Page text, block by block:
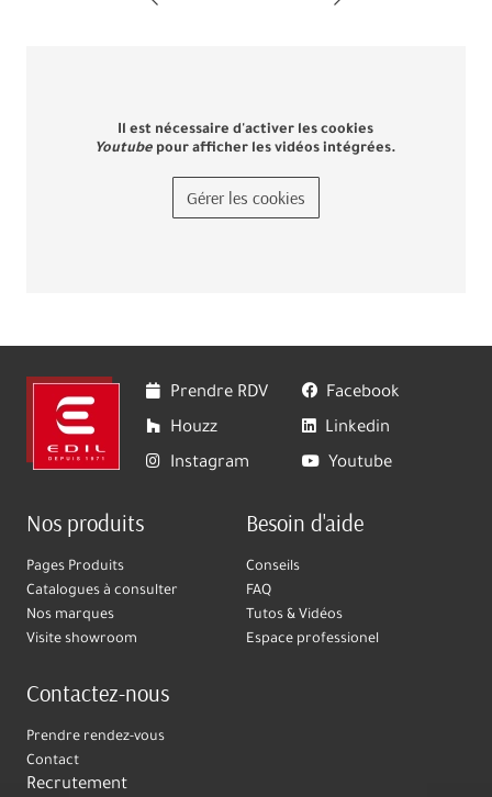
Il est nécessaire d'activer les cookies
Youtube pour afficher les vidéos intégrées.
Gérer les cookies
Prendre RDV
Facebook
Houzz
Linkedin
Instagram
Youtube
Nos produits
Pages Produits
Catalogues à consulter
Nos marques
Visite showroom
Besoin d'aide
Conseils
FAQ
Tutos & Vidéos
Espace professionel
Contactez-nous
Prendre rendez-vous
Contact
Recrutement